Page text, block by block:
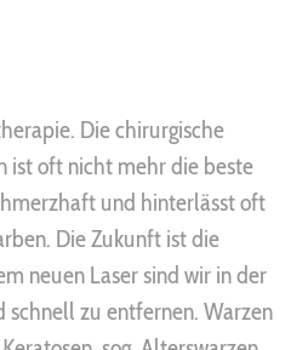
Die chirurgische
ist oft nicht mehr die beste
und hinterlässt oft
Die Zukunft ist die
neuen Laser sind wir in der
schnell zu entfernen. Warzen